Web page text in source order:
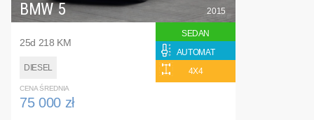
BMW 5
25d 218 KM
DIESEL
2015
SEDAN
AUTOMAT
4X4
CENA ŚREDNIA
75 000 zł